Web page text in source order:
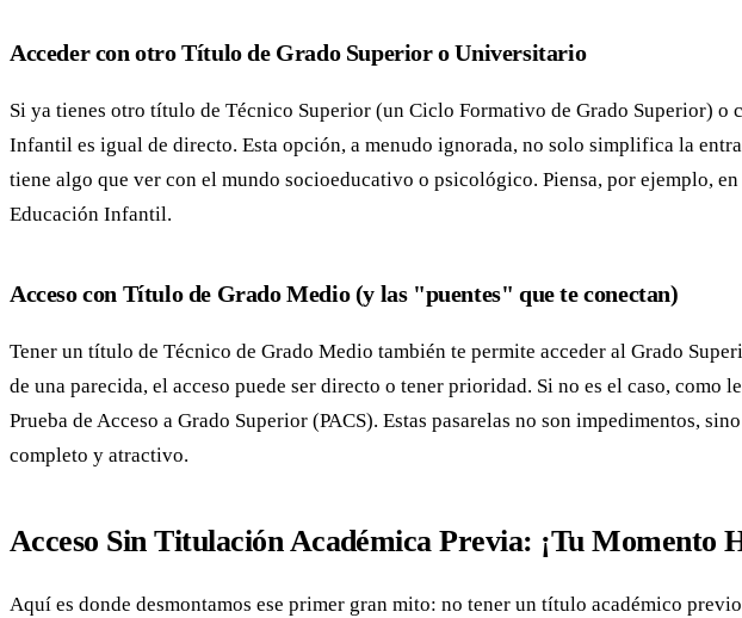
Acceder con otro Título de Grado Superior o Universitario
Si ya tienes otro título de Técnico Superior (un Ciclo Formativo de Grado Superior)
Infantil es igual de directo. Esta opción, a menudo ignorada, no solo simplifica la
tiene algo que ver con el mundo socioeducativo o psicológico. Piensa, por ejemplo,
Educación Infantil.
Acceso con Título de Grado Medio (y las "puentes" que te conectan)
Tener un título de Técnico de Grado Medio también te permite acceder al Grado
de una parecida, el acceso puede ser directo o tener prioridad. Si no es el caso,
Prueba de Acceso a Grado Superior (PACS). Estas pasarelas no son impedimentos,
completo y atractivo.
Acceso Sin Titulación Académica Previa: ¡Tu Momento
Aquí es donde desmontamos ese primer gran mito: no tener un título académico